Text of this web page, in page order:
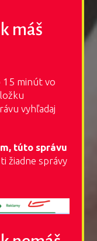
máš
15 minút vo
vyhľadaj
túto správu
žiadne správy